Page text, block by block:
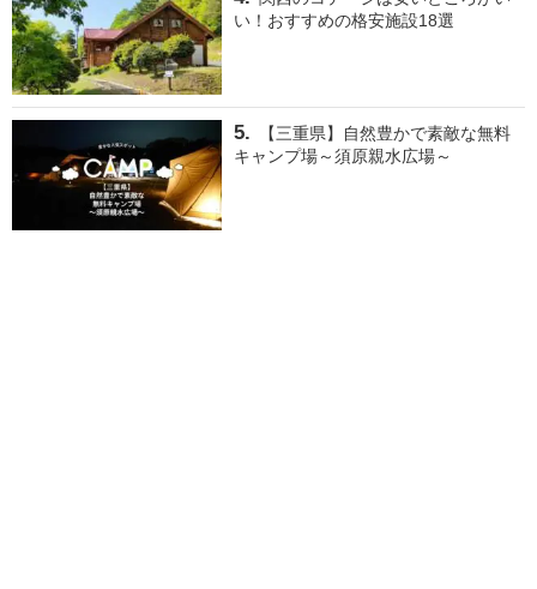
い！おすすめの格安施設18選
【三重県】自然豊かで素敵な無料
キャンプ場～須原親水広場～